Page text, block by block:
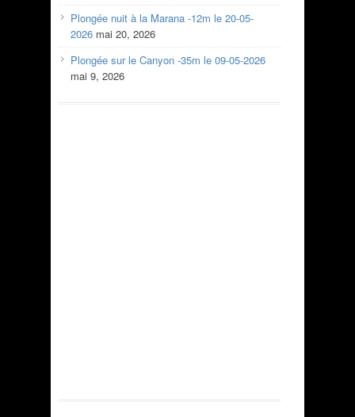
Plongée nuit à la Marana -12m le 20-05-
2026 mai 20, 2026
Plongée sur le Canyon -35m le 09-05-2026
mai 9, 2026